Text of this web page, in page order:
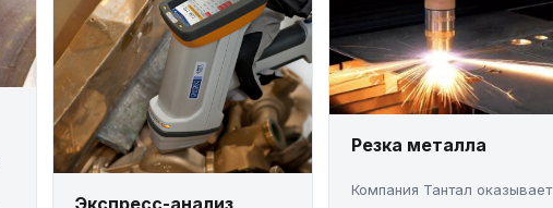
Резка металла
Компания Тантал оказывает